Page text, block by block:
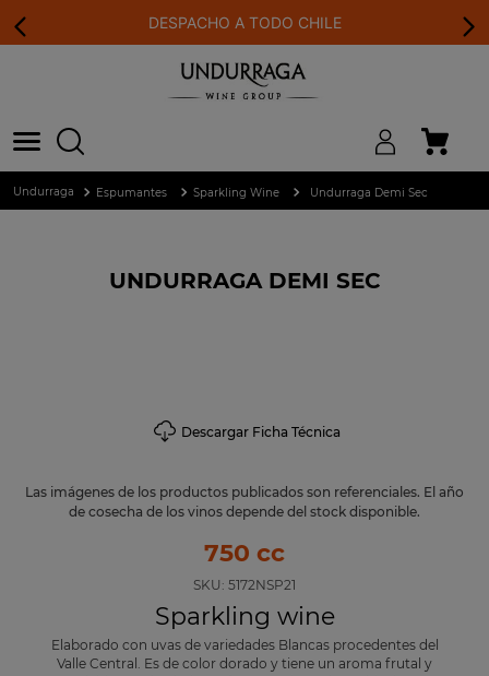
DESPACHO A TODO CHILE
Espumantes Sparkling Wine Undurraga Demi Sec
Descargar Ficha Técnica
Las imágenes de los productos publicados son referenciales. El año
de cosecha de los vinos depende del stock disponible.
UNDURRAGA DEMI SEC
750 cc
SKU: 5172NSP21
Sparkling wine
Elaborado con uvas de variedades Blancas procedentes del
Valle Central. Es de color dorado y tiene un aroma frutal y